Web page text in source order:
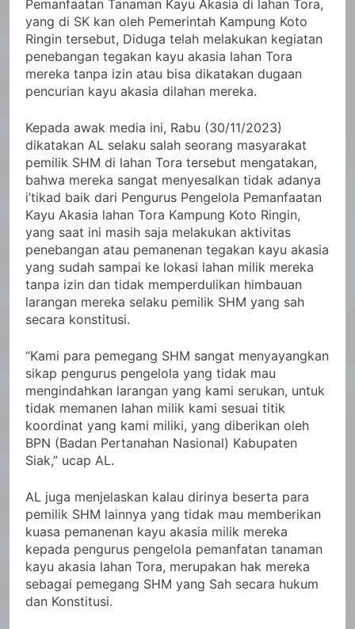
Pemanfaatan Tanaman Kayu Akasia di lahan Tora,
yang di SK kan oleh Pemerintah Kampung Koto
Ringin tersebut, Diduga telah melakukan kegiatan
penebangan tegakan kayu akasia lahan Tora
mereka tanpa izin atau bisa dikatakan dugaan
pencurian kayu akasia dilahan mereka.
Kepada awak media ini, Rabu (30/11/2023)
dikatakan AL selaku salah seorang masyarakat
pemilik SHM di lahan Tora tersebut mengatakan,
bahwa mereka sangat menyesalkan tidak adanya
i’tikad baik dari Pengurus Pengelola Pemanfaatan
Kayu Akasia lahan Tora Kampung Koto Ringin,
yang saat ini masih saja melakukan aktivitas
penebangan atau pemanenan tegakan kayu akasia
yang sudah sampai ke lokasi lahan milik mereka
tanpa izin dan tidak memperdulikan himbauan
larangan mereka selaku pemilik SHM yang sah
secara konstitusi.
“Kami para pemegang SHM sangat menyayangkan
sikap pengurus pengelola yang tidak mau
mengindahkan larangan yang kami serukan, untuk
tidak memanen lahan milik kami sesuai titik
koordinat yang kami miliki, yang diberikan oleh
BPN (Badan Pertanahan Nasional) Kabupaten
Siak,” ucap AL.
AL juga menjelaskan kalau dirinya beserta para
pemilik SHM lainnya yang tidak mau memberikan
kuasa pemanenan kayu akasia milik mereka
kepada pengurus pengelola pemanfatan tanaman
kayu akasia lahan Tora, merupakan hak mereka
sebagai pemegang SHM yang Sah secara hukum
dan Konstitusi.